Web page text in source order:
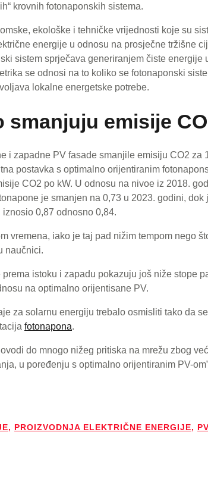
krovnih fotonaponskih sistema.
ekološke i tehničke vrijednosti koje su
energije u odnosu na prosječne tržišne
sistem sprječava generiranjem čiste energije
se odnosi na to koliko se fotonaponski
lokalne energetske potrebe.
smanjuju emisije
i zapadne PV fasade smanjile emisiju CO2 za
postavka s optimalno orijentiranim
CO2 po kW. U odnosu na nivoe iz 2018.
je smanjen na 0,73 u 2023. godini, dok
0,87 odnosno 0,84.
vremena, iako je taj pad nižim tempom nego
naučnici.
istoku i zapadu pokazuju još niže stope
na optimalno orijentisane PV.
za solarnu energiju trebalo osmisliti tako da
fotonapona.
do mnogo nižeg pritiska na mrežu zbog
u poređenju s optimalno orijentiranim PV-
, PROIZVODNJA ELEKTRIČNE ENERGIJE,